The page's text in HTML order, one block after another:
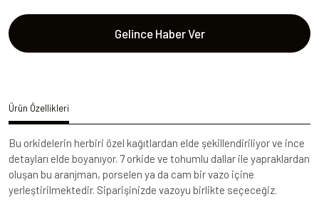
Gelince Haber Ver
Ürün Özellikleri
Bu orkidelerin herbiri özel kağıtlardan elde şekillendiriliyor ve ince
detayları elde boyanıyor. 7 orkide ve tohumlu dallar ile yapraklardan
oluşan bu aranjman, porselen ya da cam bir vazo içine
yerleştirilmektedir. Siparişinizde vazoyu birlikte seçeceğiz.